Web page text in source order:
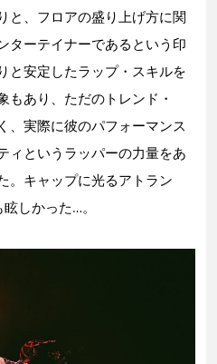
と、フロアの盛り上げ方に関
ターテイナーであるという印
と安定したラップ・スキルを
もあり、ただのトレンド・
、実際に彼のパフォーマンス
ィというラッパーの力量をあ
。キャップに光るアトラン
しかった…。